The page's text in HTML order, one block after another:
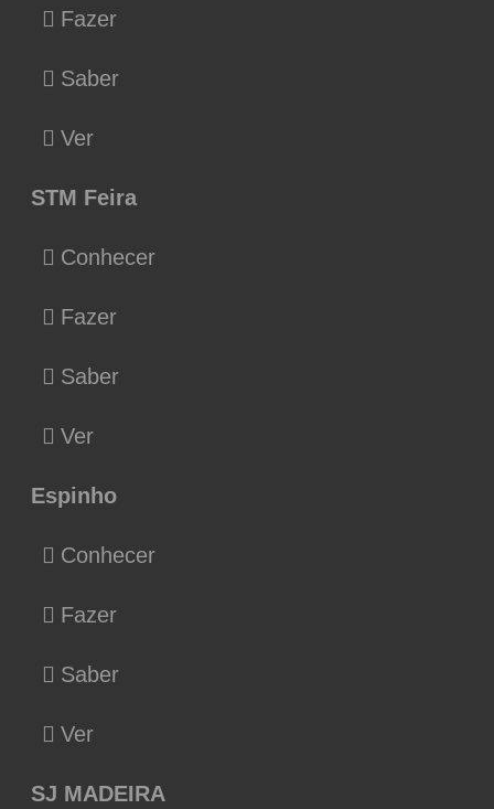
Fazer
Saber
Ver
STM Feira
Conhecer
Fazer
Saber
Ver
Espinho
Conhecer
Fazer
Saber
Ver
SJ MADEIRA